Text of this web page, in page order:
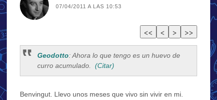
07/04/2011 A LAS 10:53
Geodotto: Ahora lo que tengo es un huevo de
curro acumulado. (Citar)
Benvingut. Llevo unos meses que vivo sin vivir en mi.